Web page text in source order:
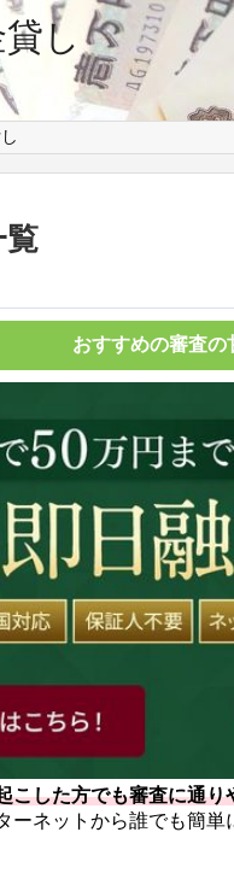
し
覧
おすすめの審査の
こした方でも審査に通
ーネットから誰でも簡